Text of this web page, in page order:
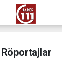
Röportajlar